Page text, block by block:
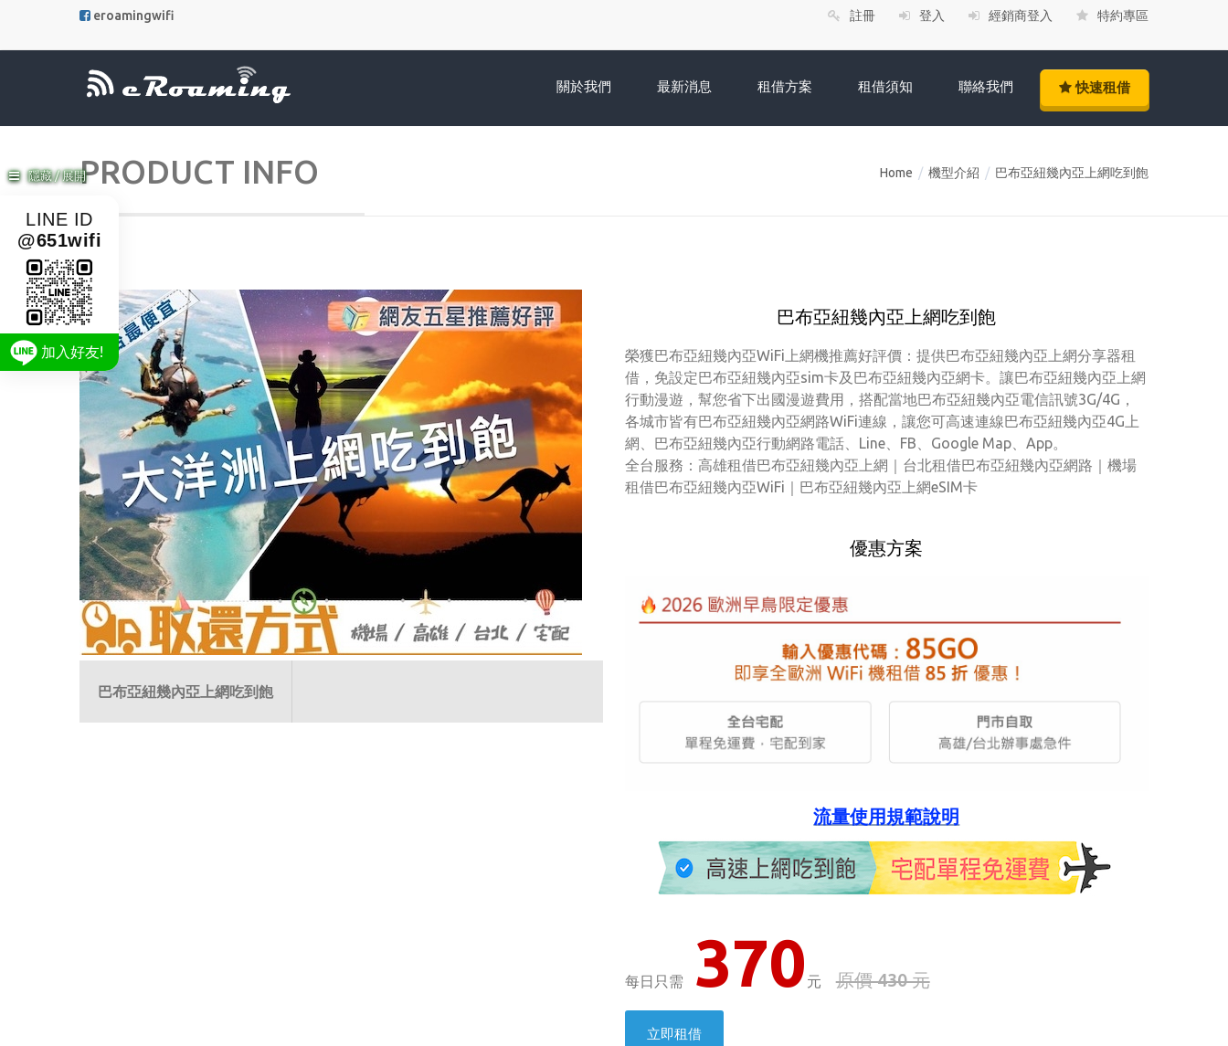
隱藏 / 展開
LINE ID
@651wifi
加入好友!
eroamingwifi 註冊 登入 經銷商登入 特約專區
關於我們 最新消息 租借方案 租借須知 聯絡我們 快速租借
PRODUCT INFO Home / 機型介紹 / 巴布亞紐幾內亞上網吃到飽
巴布亞紐幾內亞上網吃到飽
巴布亞紐幾內亞上網吃到飽
榮獲巴布亞紐幾內亞WiFi上網機推薦好評價：提供巴布亞紐幾內亞上網分享器租
借，免設定巴布亞紐幾內亞sim卡及巴布亞紐幾內亞網卡。讓巴布亞紐幾內亞上網
行動漫遊，幫您省下出國漫遊費用，搭配當地巴布亞紐幾內亞電信訊號3G/4G，
各城市皆有巴布亞紐幾內亞網路WiFi連線，讓您可高速連線巴布亞紐幾內亞4G上
網、巴布亞紐幾內亞行動網路電話、Line、FB、Google Map、App。
全台服務：高雄租借巴布亞紐幾內亞上網｜台北租借巴布亞紐幾內亞網路｜機場
租借巴布亞紐幾內亞WiFi｜巴布亞紐幾內亞上網eSIM卡
優惠方案
流量使用規範說明
每日只需 370 元原價 430 元
立即租借